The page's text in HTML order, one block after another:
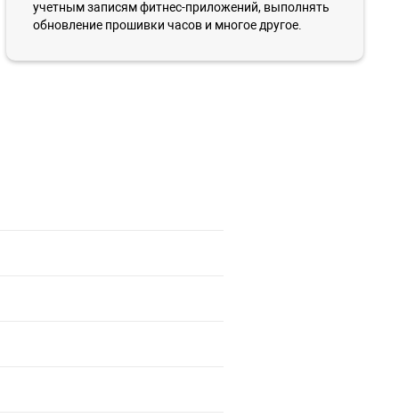
учетным записям фитнес-приложений, выполнять
обновление прошивки часов и многое другое.